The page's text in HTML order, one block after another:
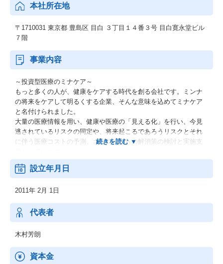
本社所在地
〒1710031 東京都 豊島区 目白 ３丁目１４番３号 目白寛永堂ビル
７階
事業内容
～投資型医療のミナケア～
もっと多くの人が、健康をケアする時代を創る会社です。ミンナ
の将来をケアして明るくする企業、そんな意味を込めてミナケア
と名付けられました。
大量の医療情報を用い、健康や医療の「見える化」を行い、今見
逃されているリスクの同定や、将来起こるであろうリスクとそれ
に伴う医療コストの予測、さらにそれらの解消策の検討と実施支
データ解析、ヘルスコンサルティング、ヘルスケアサービス開発
に加え、論文発表や基盤技術開発などを通して医療政策や医療産
1．健康経営・コラボヘルス支援事業
2．データヘルス支援事業
3．データ解析事業
4．保健事業支援サービス提供
6．ヘルスケアサービス開発支援事業
設立年月日
2011年 2月 1日
代表者
木村芳朗
資本金